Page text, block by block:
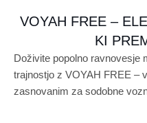
VOYAH FREE –
KI
Doživite popolno ravnovesje
trajnostjo z VOYAH FREE –
zasnovanim za sodobne